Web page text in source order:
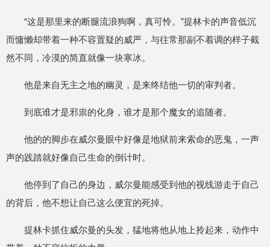
“这是那里来的断腿流浪狗啊，真可怜。”提林卡的声音低沉
而慵懒却带着一种不容置疑的威严，与往常那副不着调的样子截
然不同，冷漠的简直就像一块寒冰。
他是来自无主之地的幽灵，是来终结他一切的审判者。
到底谁才是邪祟的化身，谁才是那个魔女的追随者。
他的的脚步在威尔曼眼中好像是地狱前来索命的恶鬼，一声
声的践踏就好像自己生命的倒计时。
他停到了自己的身边，威尔曼能感受到他的视线游走于自己
的背后，他不想让自己这么便宜的死掉。
提林卡抓住威尔曼的头发，猛地将他从地上拎起来，动作中